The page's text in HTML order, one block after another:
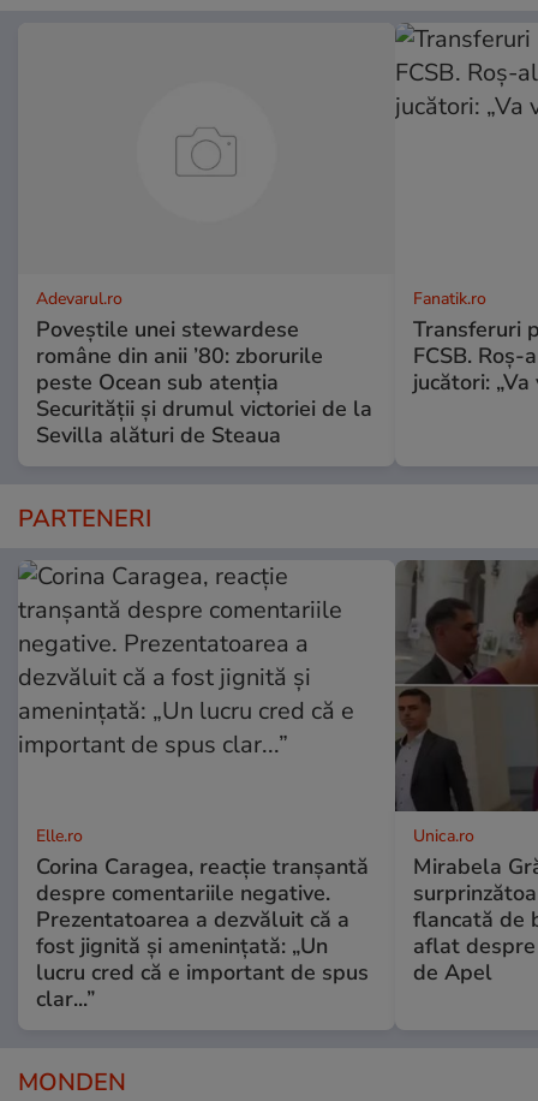
Adevarul.ro
Poveștile unei stewardese
române din anii ’80: zborurile
peste Ocean sub atenția
Securității și drumul victoriei de la
Sevilla alături de Steaua
Fanatik.ro
Transferuri
FCSB.
jucători:
PARTENERI
Elle.ro
Corina Caragea, reacție tranșantă
despre comentariile negative.
Prezentatoarea a dezvăluit că a
fost jignită și amenințată: „Un
lucru cred că e important de spus
clar...”
Unica.ro
Mirabela
flancată de
aflat
de Apel
MONDEN